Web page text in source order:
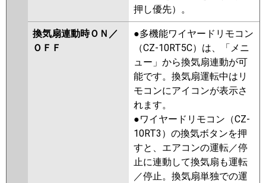
押し優先）。
換気扇連動時ＯＮ／
ＯＦＦ
●多機能ワイヤードリモコン
（CZ-10RT5C）は、「メニ
ュー」から換気扇連動が可
能です。換気扇運転中はリ
モコンにアイコンが表示さ
れます。
●ワイヤードリモコン（CZ-
10RT3）の換気ボタンを押
すと、エアコンの運転／停
止に連動して換気扇も運転
／停止。換気扇単独での運